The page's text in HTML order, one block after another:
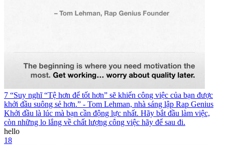
7 “Suy nghĩ “Tệ hơn để tốt hơn” sẽ khiến công việc của bạn được
khởi đầu suông sẻ hơn.” - Tom Lehman, nhà sáng lập Rap Genius
Khởi đầu là lúc mà bạn cần động lực nhất. Hãy bắt đầu làm việc,
còn những lo lắng về chất lượng công việc hãy để sau đi.
hello
18